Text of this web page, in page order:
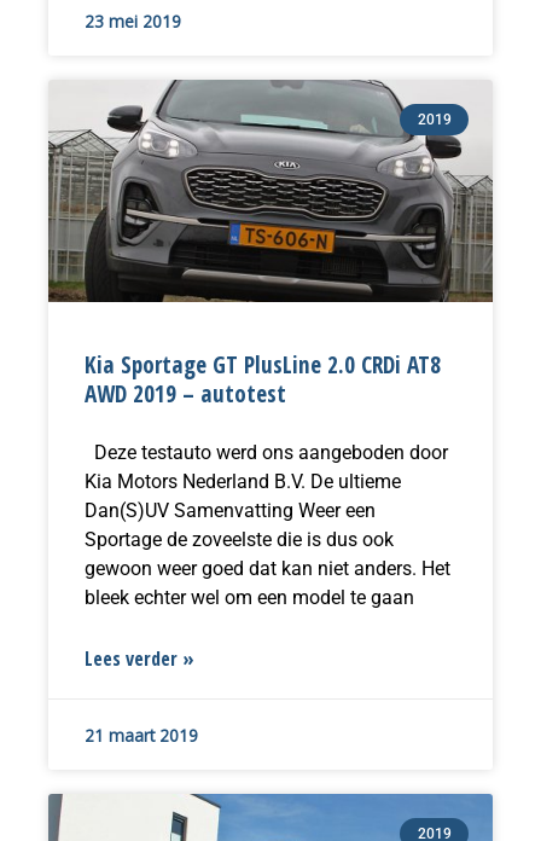
23 mei 2019
2019
Kia Sportage GT PlusLine 2.0 CRDi AT8
AWD 2019 – autotest
Deze testauto werd ons aangeboden door
Kia Motors Nederland B.V. De ultieme
Dan(S)UV Samenvatting Weer een
Sportage de zoveelste die is dus ook
gewoon weer goed dat kan niet anders. Het
bleek echter wel om een model te gaan
Lees verder »
21 maart 2019
2019